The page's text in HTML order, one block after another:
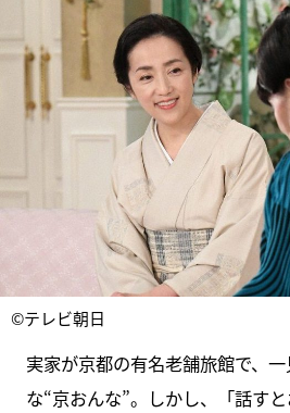
©テレビ朝日
実家が京都の有名老舗旅館で、
な“京おんな”。しかし、「話すと